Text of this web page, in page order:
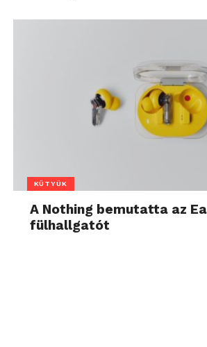
KÜTYÜK
A Nothing bemutatta az
fülhallgatót